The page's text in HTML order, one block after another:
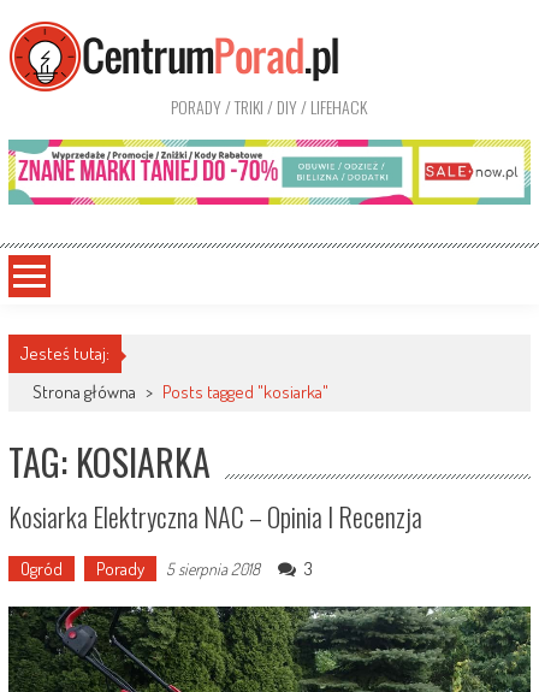
PORADY / TRIKI / DIY / LIFEHACK
Jesteś tutaj:
Strona główna > Posts tagged "kosiarka"
TAG: KOSIARKA
Kosiarka Elektryczna NAC – Opinia I Recenzja
Ogród Porady 5 sierpnia 2018 3